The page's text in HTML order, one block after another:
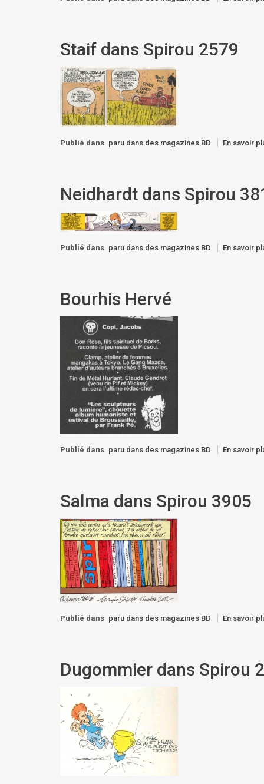
Staif dans Spirou 2579
Publié dans paru dans des magazines BD En savoir
Neidhardt dans Spirou
Publié dans paru dans des magazines BD En savoir
Bourhis Hervé
Publié dans paru dans des magazines BD En savoir
Salma dans Spirou 3905
Publié dans paru dans des magazines BD En savoir
Dugommier dans Spirou